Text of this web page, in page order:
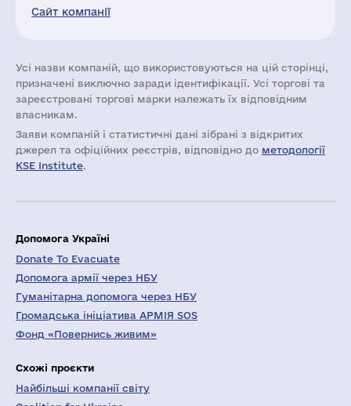
Сайт компанії
Усі назви компаній, що використовуються на цій сторінці,
призначені виключно заради ідентифікації. Усі торгові та
зареєстровані торгові марки належать їх відповідним
власникам.
Заяви компаній i статистичні дані зібрані з відкритих
джерел та офіційних реєстрів, відповідно до методології
KSE Institute.
Допомога Україні
Donate To Evacuate
Допомога армії через НБУ
Гуманітарна допомога через НБУ
Громадська ініціатива АРМІЯ SOS
Фонд «Повернись живим»
Схожі проєкти
Найбільші компанії світу